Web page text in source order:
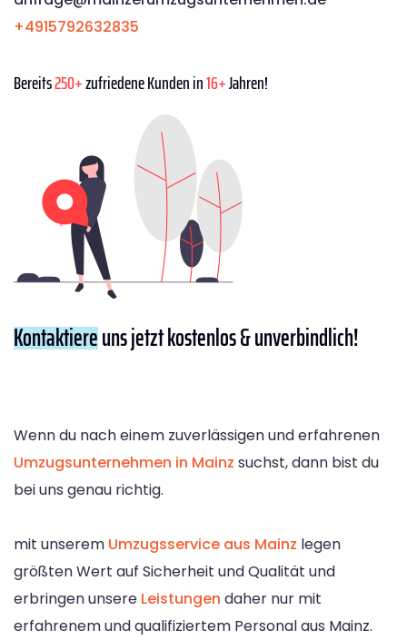
+4915792632835
Bereits250+zufriedene Kunden in16+Jahren!
Kontaktiereuns jetzt kostenlos & unverbindlich!
Wenn du nach einem zuverlässigen und erfahrenen
Umzugsunternehmen in Mainz suchst, dann bist du
bei uns genau richtig.
mit unserem Umzugsservice aus Mainz legen
größten Wert auf Sicherheit und Qualität und
erbringen unsere Leistungen daher nur mit
erfahrenem und qualifiziertem Personal aus Mainz.